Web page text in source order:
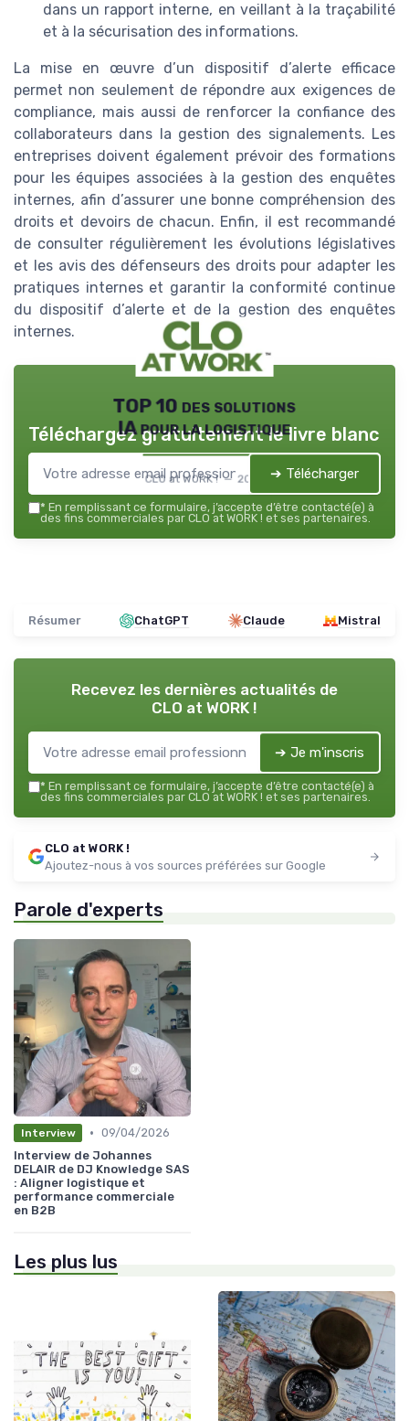
dans un rapport interne, en veillant à la traçabilité
et à la sécurisation des informations.
La mise en œuvre d’un dispositif d’alerte efficace
permet non seulement de répondre aux exigences de
compliance, mais aussi de renforcer la confiance des
collaborateurs dans la gestion des signalements. Les
entreprises doivent également prévoir des formations
pour les équipes associées à la gestion des enquêtes
internes, afin d’assurer une bonne compréhension des
droits et devoirs de chacun. Enfin, il est recommandé
de consulter régulièrement les évolutions législatives
et les avis des défenseurs des droits pour adapter les
pratiques internes et garantir la conformité continue
du dispositif d’alerte et de la gestion des enquêtes
internes.
TOP 10 des solutions
IA pour la logistique
CLO at WORK ! — 2026
Téléchargez gratuitement le livre blanc
➔ Télécharger
* En remplissant ce formulaire, j’accepte d’être contacté(e) à
des fins commerciales par CLO at WORK ! et ses partenaires.
Résumer ChatGPT Claude Mistral
Recevez les dernières actualités de
CLO at WORK !
➔ Je m'inscris
* En remplissant ce formulaire, j’accepte d’être contacté(e) à
des fins commerciales par CLO at WORK ! et ses partenaires.
CLO at WORK !
Ajoutez-nous à vos sources préférées sur Google
Parole d'experts
Interview • 09/04/2026
Interview de Johannes
DELAIR de DJ Knowledge SAS
: Aligner logistique et
performance commerciale
en B2B
Les plus lus